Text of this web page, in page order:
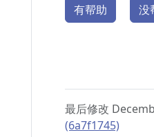
有帮助 没
最后修改
(6a7f1745)